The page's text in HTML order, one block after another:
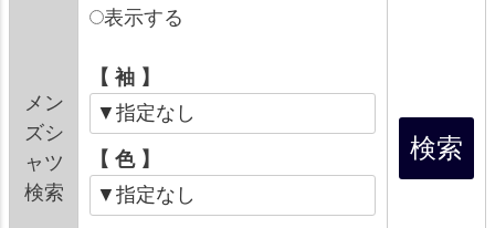
メン
ズシ
ャツ
検索
表示する
【 袖 】
【 色 】